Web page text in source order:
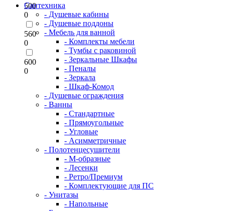
500
0
560
0
600
0
Сантехника
- Душевые кабины
- Душевые поддоны
- Мебель для ванной
- Комплекты мебели
- Тумбы с раковиной
- Зеркальные Шкафы
- Пеналы
- Зеркала
- Шкаф-Комод
- Душевые ограждения
- Ванны
- Стандартные
- Прямоугольные
- Угловые
- Асимметричные
- Полотенцесушители
- М-образные
- Лесенки
- Ретро/Премиум
- Комплектующие для ПС
- Унитазы
- Напольные